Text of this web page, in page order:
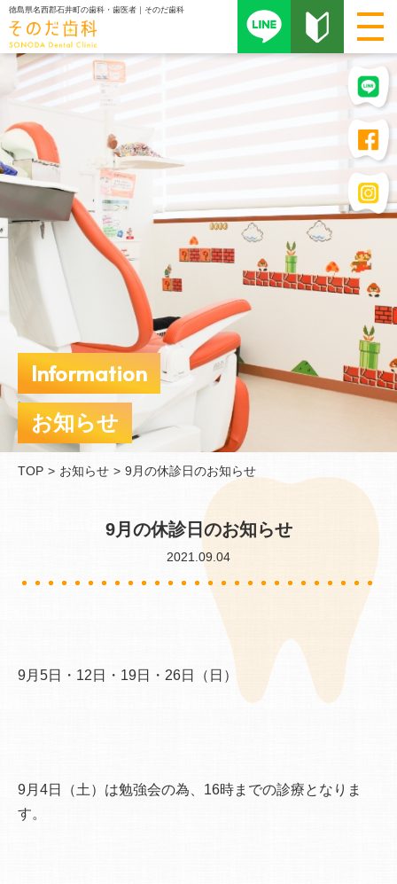
徳島県名西郡石井町の歯科・歯医者｜そのだ歯科
Information
お知らせ
TOP お知らせ 9月の休診日のお知らせ
9月の休診日のお知らせ
2021.09.04
9月5日・12日・19日・26日（日）
9月4日（土）は勉強会の為、16時までの診療となりま
す。